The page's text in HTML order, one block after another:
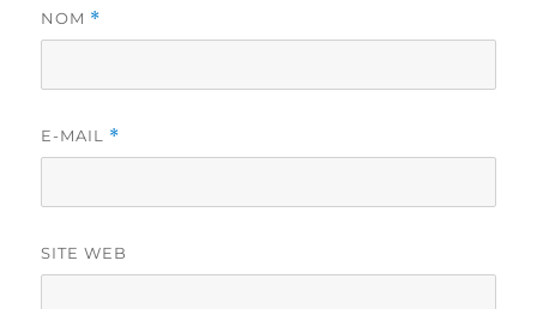
NOM *
E-MAIL *
SITE WEB